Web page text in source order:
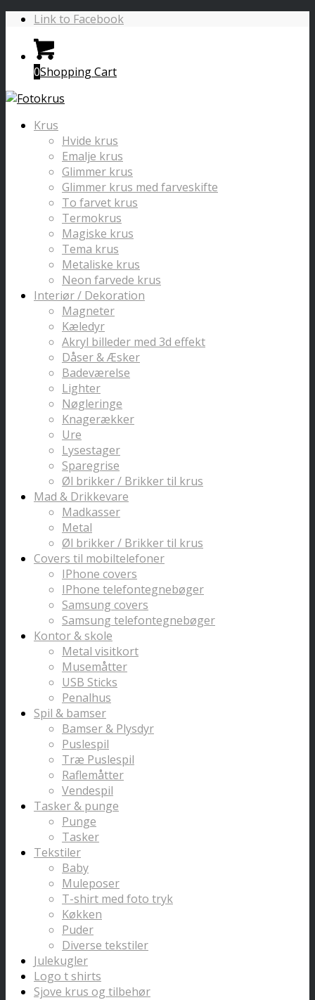
Link to Facebook
0Shopping Cart
Krus
Hvide krus
Emalje krus
Glimmer krus
Glimmer krus med farveskifte
To farvet krus
Termokrus
Magiske krus
Tema krus
Metaliske krus
Neon farvede krus
Interiør / Dekoration
Magneter
Kæledyr
Akryl billeder med 3d effekt
Dåser & Æsker
Badeværelse
Lighter
Nøgleringe
Knagerækker
Ure
Lysestager
Sparegrise
Øl brikker / Brikker til krus
Mad & Drikkevare
Madkasser
Metal
Øl brikker / Brikker til krus
Covers til mobiltelefoner
IPhone covers
IPhone telefontegnebøger
Samsung covers
Samsung telefontegnebøger
Kontor & skole
Metal visitkort
Musemåtter
USB Sticks
Penalhus
Spil & bamser
Bamser & Plysdyr
Puslespil
Træ Puslespil
Raflemåtter
Vendespil
Tasker & punge
Punge
Tasker
Tekstiler
Baby
Muleposer
T-shirt med foto tryk
Køkken
Puder
Diverse tekstiler
Julekugler
Logo t shirts
Sjove krus og tilbehør